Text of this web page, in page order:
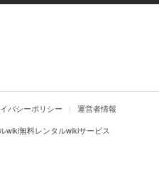
バシーポリシー
運営者情報
wiki無料レンタルwikiサービス